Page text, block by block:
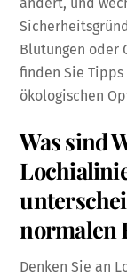
Blutungen oder
finden Sie Tipps
ökologischen
Was sind
normalen
Denken Sie an